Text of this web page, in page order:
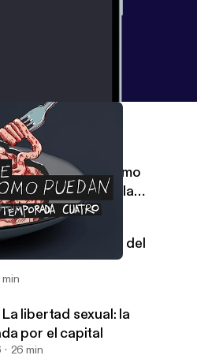
y globalización
transgresión como
en el tiempo de la
min
filosófica del
min
libertad sexual: la
por el capital
26 min